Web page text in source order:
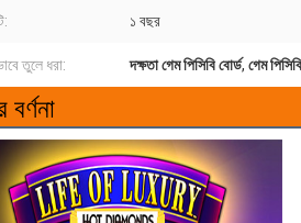
১ বছর
তুলে ধরা: দক্ষতা গেম পিসিবি বোর্ড, গেম
বর্ণনা